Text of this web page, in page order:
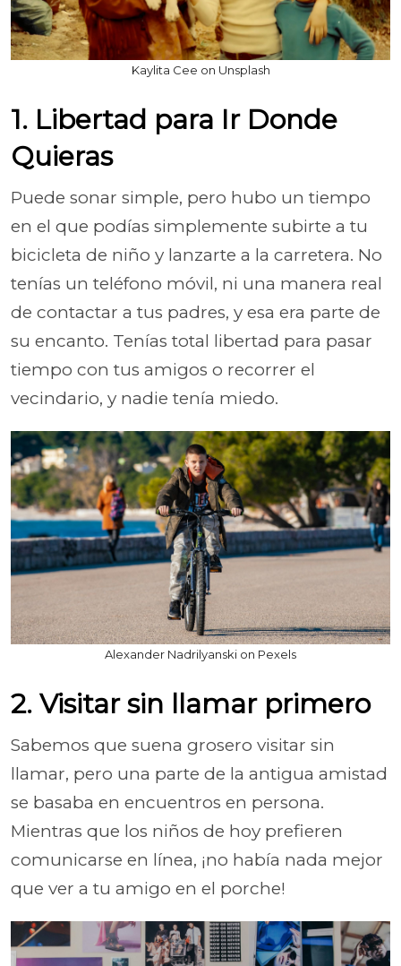
Kaylita Cee on Unsplash
1. Libertad para Ir Donde
Quieras
Puede sonar simple, pero hubo un tiempo
en el que podías simplemente subirte a tu
bicicleta de niño y lanzarte a la carretera. No
tenías un teléfono móvil, ni una manera real
de contactar a tus padres, y esa era parte de
su encanto. Tenías total libertad para pasar
tiempo con tus amigos o recorrer el
vecindario, y nadie tenía miedo.
Alexander Nadrilyanski on Pexels
2. Visitar sin llamar primero
Sabemos que suena grosero visitar sin
llamar, pero una parte de la antigua amistad
se basaba en encuentros en persona.
Mientras que los niños de hoy prefieren
comunicarse en línea, ¡no había nada mejor
que ver a tu amigo en el porche!